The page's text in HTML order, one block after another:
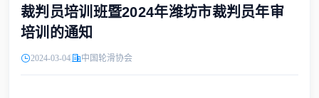
裁判员培训班暨2024年潍坊市裁判员年审
培训的通知
2024-03-04 中国轮滑协会